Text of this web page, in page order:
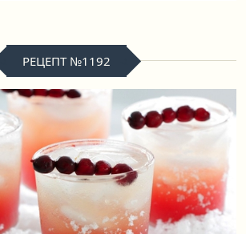
РЕЦЕПТ №1192